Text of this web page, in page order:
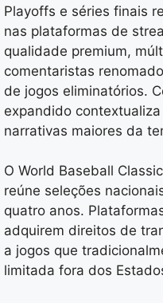
Playoffs e séries finais
nas plataformas de
qualidade premium,
comentaristas
de jogos eliminatórios.
expandido
narrativas maiores da
O World Baseball
reúne seleções
quatro anos.
adquirem direitos de
a jogos que
limitada fora dos